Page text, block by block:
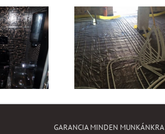
GARANCIA MINDEN MUNKÁNKRA